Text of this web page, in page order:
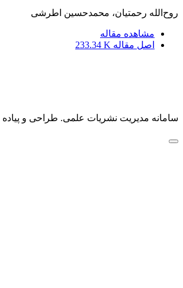
روح‌الله رحمتیان، محمدحسین اطرشی
مشاهده مقاله
اصل مقاله 233.34 K
سامانه مدیریت نشریات علمی. طراحی و